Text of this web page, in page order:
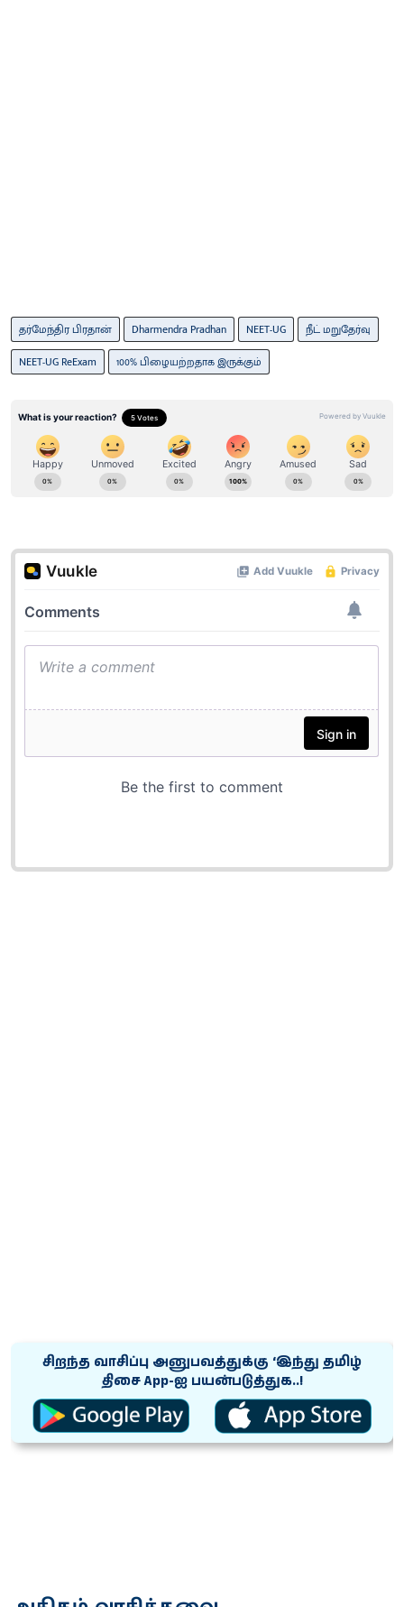
தர்மேந்திர பிரதான் Dharmendra Pradhan NEET-UG
நீட் மறுதேர்வு
NEET-UG ReExam
100% பிழையற்றதாக இருக்கும்
சிறந்த வாசிப்பு அனுபவத்துக்கு ‘இந்து தமிழ்
திசை App-ஐ பயன்படுத்துக..!